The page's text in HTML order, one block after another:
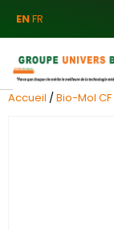
ENFR
Accueil /Bio-Mol CF